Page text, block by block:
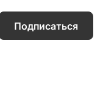
Подписаться